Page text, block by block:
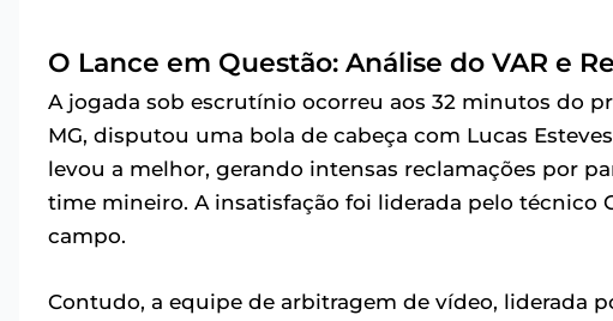
O Lance em Questão: Análise do VAR e
A jogada sob escrutínio ocorreu aos 32 minutos do
MG, disputou uma bola de cabeça com Lucas
levou a melhor, gerando intensas reclamações por
time mineiro. A insatisfação foi liderada pelo técnico
campo.
Contudo, a equipe de arbitragem de vídeo, liderada